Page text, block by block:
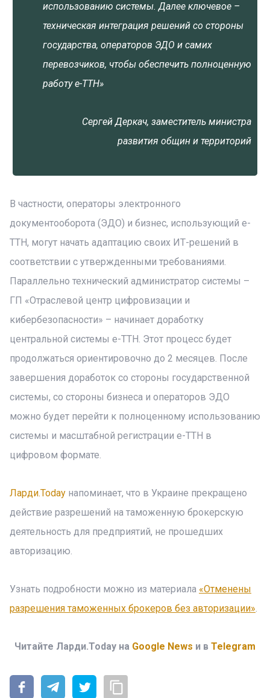
использованию системы. Далее ключевое –
техническая интеграция решений со стороны
государства, операторов ЭДО и самих
перевозчиков, чтобы обеспечить полноценную
работу е-ТТН»
Сергей Деркач, заместитель министра
развития общин и территорий
В частности, операторы электронного
документооборота (ЭДО) и бизнес, использующий е-
ТТН, могут начать адаптацию своих ИТ-решений в
соответствии с утвержденными требованиями.
Параллельно технический администратор системы –
ГП «Отраслевой центр цифровизации и
кибербезопасности» – начинает доработку
центральной системы е-ТТН. Этот процесс будет
продолжаться ориентировочно до 2 месяцев. После
завершения доработок со стороны государственной
системы, со стороны бизнеса и операторов ЭДО
можно будет перейти к полноценному использованию
системы и масштабной регистрации е-ТТН в
цифровом формате.
Ларди.Today напоминает, что в Украине прекращено
действие разрешений на таможенную брокерскую
деятельность для предприятий, не прошедших
авторизацию.
Узнать подробности можно из материала «Отменены
разрешения таможенных брокеров без авторизации».
Читайте Ларди.Today на Google News и в Telegram